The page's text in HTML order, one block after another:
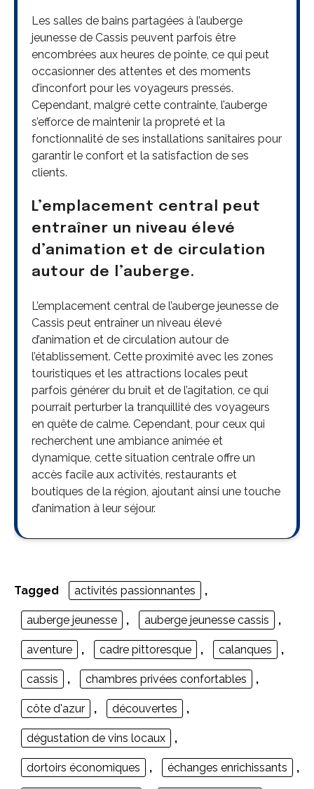
Les salles de bains partagées à l’auberge
jeunesse de Cassis peuvent parfois être
encombrées aux heures de pointe, ce qui peut
occasionner des attentes et des moments
d’inconfort pour les voyageurs pressés.
Cependant, malgré cette contrainte, l’auberge
s’efforce de maintenir la propreté et la
fonctionnalité de ses installations sanitaires pour
garantir le confort et la satisfaction de ses
clients.
L’emplacement central peut
entraîner un niveau élevé
d’animation et de circulation
autour de l’auberge.
L’emplacement central de l’auberge jeunesse de
Cassis peut entraîner un niveau élevé
d’animation et de circulation autour de
l’établissement. Cette proximité avec les zones
touristiques et les attractions locales peut
parfois générer du bruit et de l’agitation, ce qui
pourrait perturber la tranquillité des voyageurs
en quête de calme. Cependant, pour ceux qui
recherchent une ambiance animée et
dynamique, cette situation centrale offre un
accès facile aux activités, restaurants et
boutiques de la région, ajoutant ainsi une touche
d’animation à leur séjour.
Tagged activités passionnantes ,
auberge jeunesse , auberge jeunesse cassis ,
aventure , cadre pittoresque , calanques ,
cassis , chambres privées confortables ,
côte d'azur , découvertes ,
dégustation de vins locaux ,
dortoirs économiques , échanges enrichissants ,